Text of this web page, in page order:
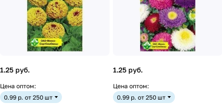
1.25 руб.
Цена оптом:
0.99 р. от 250 шт
1.25 руб.
Цена оптом:
0.99 р. от 250 шт